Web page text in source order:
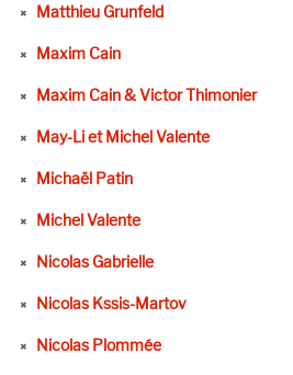
Matthieu Grunfeld
Maxim Cain
Maxim Cain & Victor Thimonier
May-Li et Michel Valente
Michaël Patin
Michel Valente
Nicolas Gabrielle
Nicolas Kssis-Martov
Nicolas Plommée